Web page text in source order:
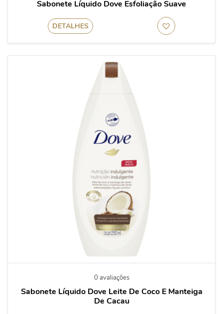
Sabonete Líquido Dove Esfoliação Suave
DETALHES
0 avaliações
Sabonete Líquido Dove Leite De Coco E Manteiga
De Cacau